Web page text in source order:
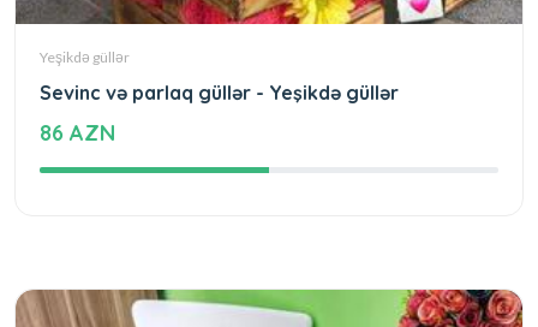
Yeşikdə güllər
Sevinc və parlaq güllər - Yeşikdə güllər
86 AZN